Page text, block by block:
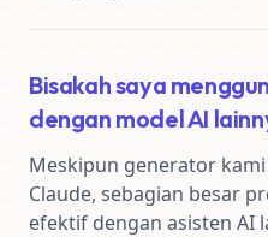
Bisakah saya
dengan model AI
Meskipun generator
Claude, sebagian besar
efektif dengan asisten AI